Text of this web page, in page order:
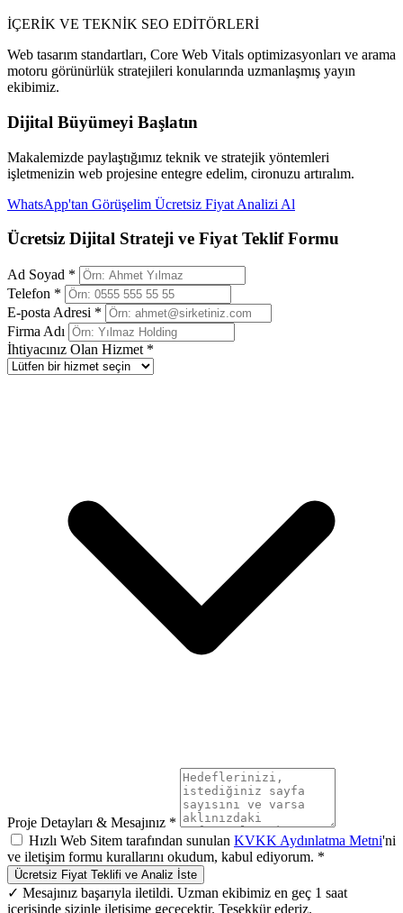
İÇERİK VE TEKNİK SEO EDİTÖRLERİ
Web tasarım standartları, Core Web Vitals optimizasyonları ve arama
motoru görünürlük stratejileri konularında uzmanlaşmış yayın
ekibimiz.
Dijital Büyümeyi Başlatın
Makalemizde paylaştığımız teknik ve stratejik yöntemleri
işletmenizin web projesine entegre edelim, cironuzu artıralım.
WhatsApp'tan Görüşelim Ücretsiz Fiyat Analizi Al
Ücretsiz Dijital Strateji ve Fiyat Teklif Formu
Ad Soyad *
Telefon *
E-posta Adresi *
Firma Adı
İhtiyacınız Olan Hizmet *
Proje Detayları & Mesajınız *
Hızlı Web Sitem tarafından sunulan KVKK Aydınlatma Metni'ni
ve iletişim formu kurallarını okudum, kabul ediyorum. *
Ücretsiz Fiyat Teklifi ve Analiz İste
✓ Mesajınız başarıyla iletildi. Uzman ekibimiz en geç 1 saat
içerisinde sizinle iletişime geçecektir. Teşekkür ederiz.